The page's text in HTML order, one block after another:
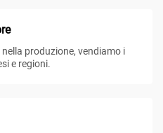
produzione, vendiamo i
e regioni.